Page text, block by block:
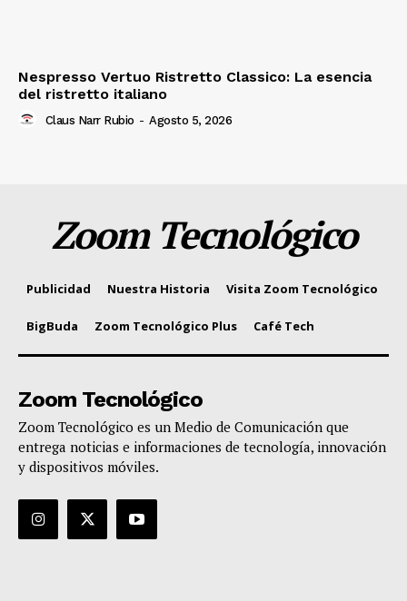
Nespresso Vertuo Ristretto Classico: La esencia
del ristretto italiano
Claus Narr Rubio - Agosto 5, 2026
Zoom Tecnológico
Publicidad Nuestra Historia Visita Zoom Tecnológico
BigBuda Zoom Tecnológico Plus Café Tech
Zoom Tecnológico
Zoom Tecnológico es un Medio de Comunicación que
entrega noticias e informaciones de tecnología, innovación
y dispositivos móviles.